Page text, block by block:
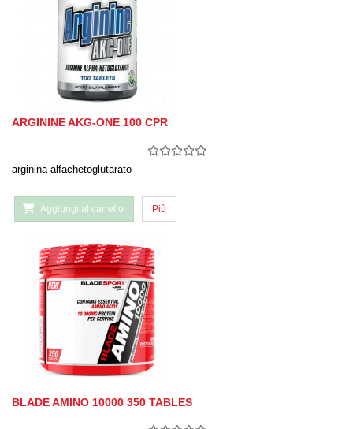
ARGININE AKG-ONE 100 CPR
arginina alfachetoglutarato
Aggiungi al carrello Più
BLADE AMINO 10000 350 TABLES